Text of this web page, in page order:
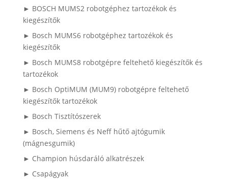
► BOSCH MUMS2 robotgéphez tartozékok és
kiegészítők
► Bosch MUMS6 robotgéphez tartozékok és
kiegészítők
► Bosch MUMS8 robotgépre feltehető kiegészítők és
tartozékok
► Bosch OptiMUM (MUM9) robotgépre feltehető
kiegészítők tartozékok
► Bosch Tisztítószerek
► Bosch, Siemens és Neff hűtő ajtógumik
(mágnesgumik)
► Champion húsdaráló alkatrészek
► Csapágyak